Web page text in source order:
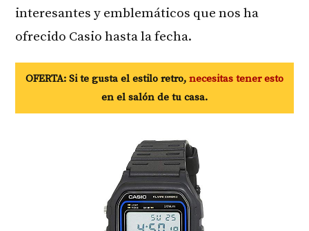
interesantes y emblemáticos que nos ha
ofrecido Casio hasta la fecha.
OFERTA: Si te gusta el estilo retro, necesitas tener esto
en el salón de tu casa.